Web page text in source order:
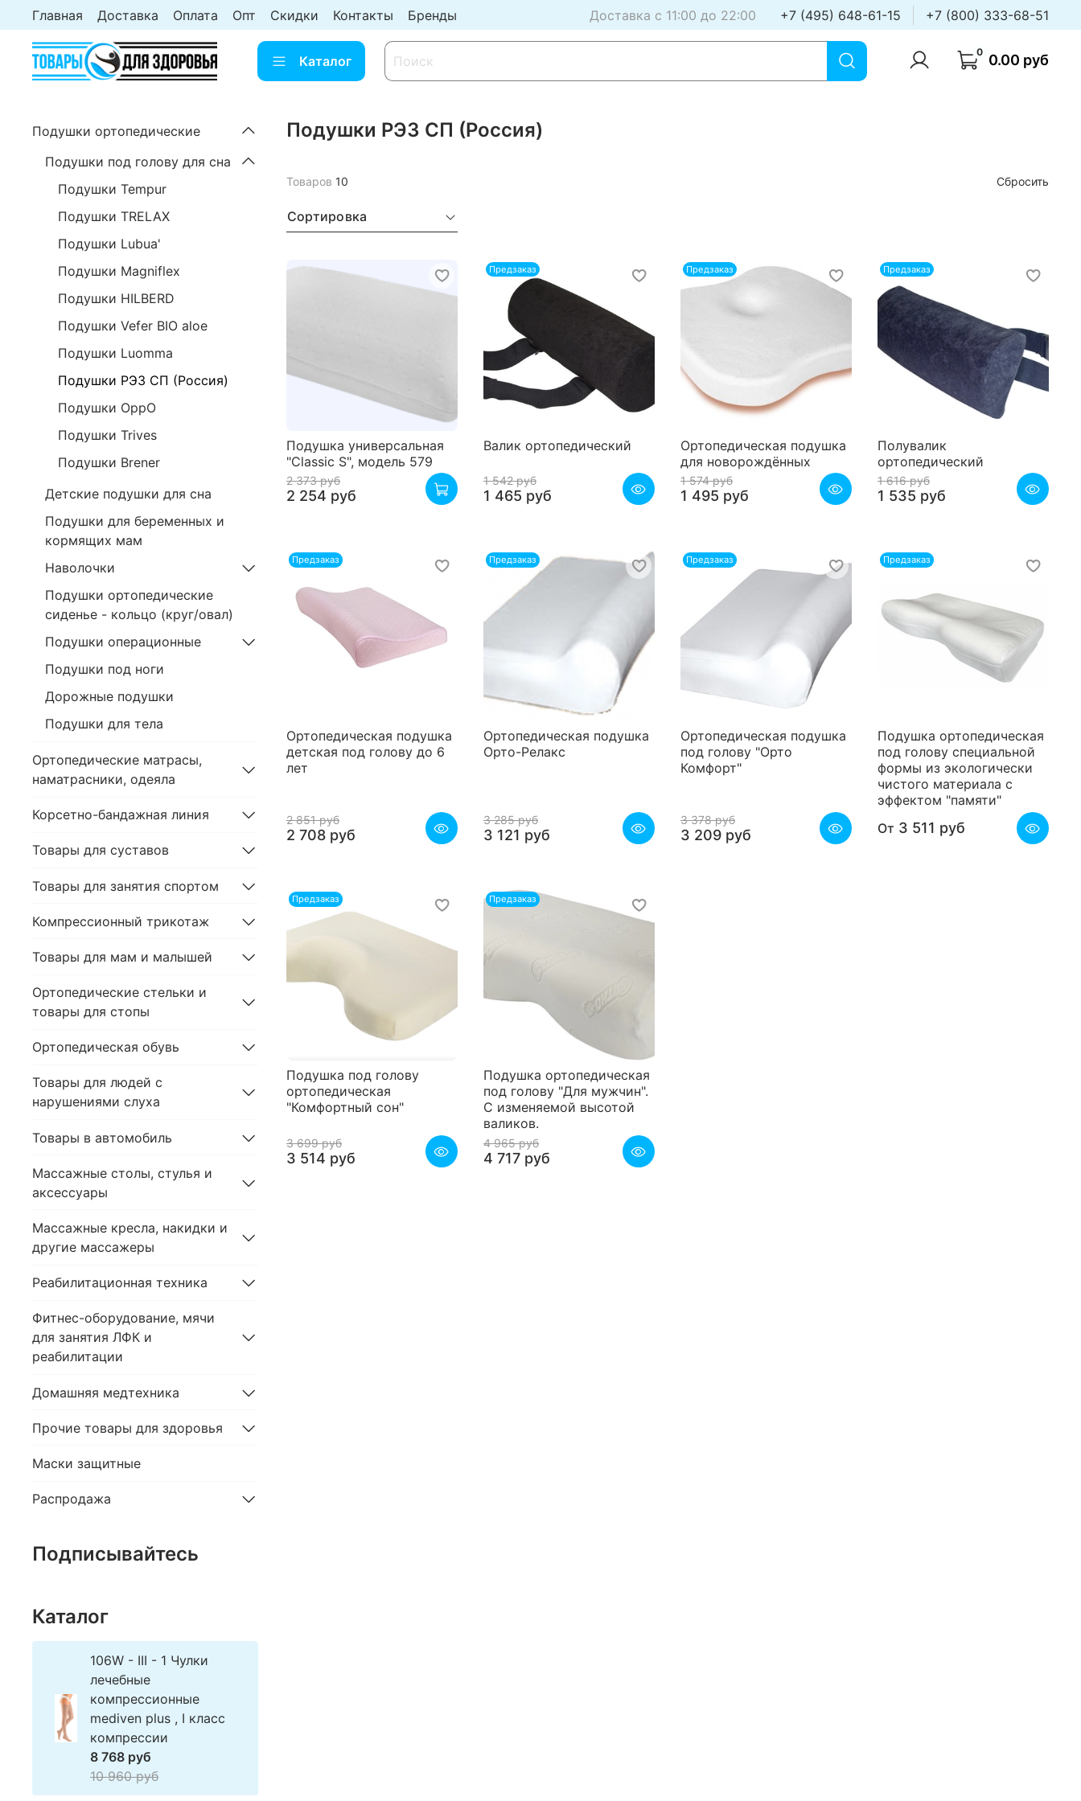
Главная Доставка Оплата Опт Скидки Контакты Бренды Доставка с 11:00 до 22:00 +7 (495) 648-61-15 +7 (800) 333-68-51
Каталог
0 0.00 руб
Подушки РЭЗ СП (Россия)
Товаров 10 Сбросить
Сортировка
Подушка универсальная
"Classic S", модель 579
2 373 руб
2 254 руб
Предзаказ
Валик ортопедический
1 542 руб
1 465 руб
Предзаказ
Ортопедическая подушка
для новорождённых
1 574 руб
1 495 руб
Предзаказ
Полувалик
ортопедический
1 616 руб
1 535 руб
Предзаказ
Ортопедическая подушка
детская под голову до 6
лет
2 851 руб
2 708 руб
Предзаказ
Ортопедическая подушка
Орто-Релакс
3 285 руб
3 121 руб
Предзаказ
Ортопедическая подушка
под голову "Орто
Комфорт"
3 378 руб
3 209 руб
Предзаказ
Подушка ортопедическая
под голову специальной
формы из экологически
чистого материала с
эффектом "памяти"
От 3 511 руб
Предзаказ
Подушка под голову
ортопедическая
"Комфортный сон"
3 699 руб
3 514 руб
Предзаказ
Подушка ортопедическая
под голову "Для мужчин".
С изменяемой высотой
валиков.
4 965 руб
4 717 руб
Подушки ортопедические
Подушки под голову для сна
Подушки Tempur
Подушки TRELAX
Подушки Lubua'
Подушки Magniflex
Подушки HILBERD
Подушки Vefer BIO aloe
Подушки Luomma
Подушки РЭЗ СП (Россия)
Подушки OppO
Подушки Trives
Подушки Brener
Детские подушки для сна
Подушки для беременных и
кормящих мам
Наволочки
Подушки ортопедические
сиденье - кольцо (круг/овал)
Подушки операционные
Подушки под ноги
Дорожные подушки
Подушки для тела
Ортопедические матрасы,
наматрасники, одеяла
Корсетно-бандажная линия
Товары для суставов
Товары для занятия спортом
Компрессионный трикотаж
Товары для мам и малышей
Ортопедические стельки и
товары для стопы
Ортопедическая обувь
Товары для людей с
нарушениями слуха
Товары в автомобиль
Массажные столы, стулья и
аксессуары
Массажные кресла, накидки и
другие массажеры
Реабилитационная техника
Фитнес-оборудование, мячи
для занятия ЛФК и
реабилитации
Домашняя медтехника
Прочие товары для здоровья
Маски защитные
Распродажа
Подписывайтесь
Каталог
106W - III - 1 Чулки
лечебные
компрессионные
mediven plus , I класс
компрессии
8 768 руб
10 960 руб